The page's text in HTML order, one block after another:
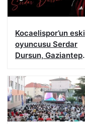
Kocaelispor’un eski
oyuncusu Serdar
Dursun, Gaziantep